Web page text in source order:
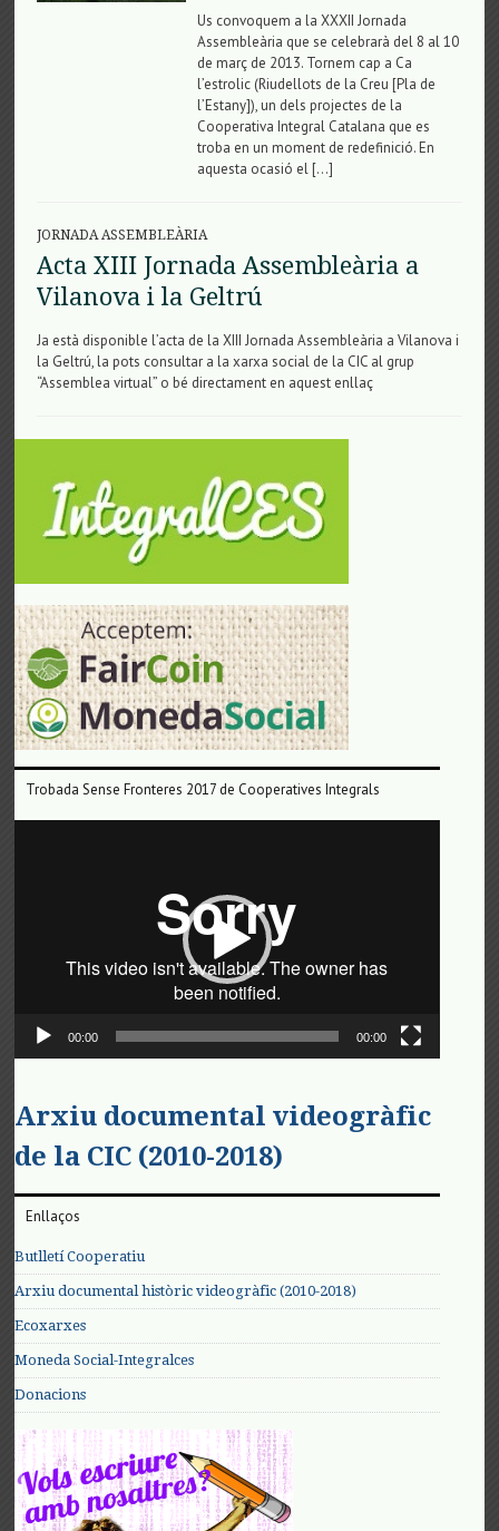
Us convoquem a la XXXII Jornada
Assembleària que se celebrarà del 8 al 10
de març de 2013. Tornem cap a Ca
l’estrolic (Riudellots de la Creu [Pla de
l’Estany]), un dels projectes de la
Cooperativa Integral Catalana que es
troba en un moment de redefinició. En
aquesta ocasió el […]
JORNADA ASSEMBLEÀRIA
Acta XIII Jornada Assembleària a
Vilanova i la Geltrú
Ja està disponible l’acta de la XIII Jornada Assembleària a Vilanova i
la Geltrú, la pots consultar a la xarxa social de la CIC al grup
“Assemblea virtual” o bé directament en aquest enllaç
Trobada Sense Fronteres 2017 de Cooperatives Integrals
00:00 00:00
Arxiu documental videogràfic
de la CIC (2010-2018)
Enllaços
Butlletí Cooperatiu
Arxiu documental històric videogràfic (2010-2018)
Ecoxarxes
Moneda Social-Integralces
Donacions